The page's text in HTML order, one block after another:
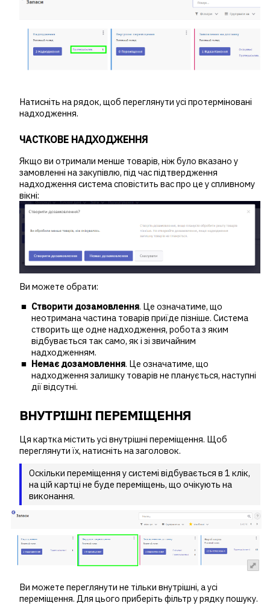
Натисніть на рядок, щоб переглянути усі протерміновані
надходження.
ЧАСТКОВЕ НАДХОДЖЕННЯ
Якщо ви отримали менше товарів, ніж було вказано у
замовленні на закупівлю, під час підтвердження
надходження система сповістить вас про це у спливному
вікні:
Ви можете обрати:
Створити дозамовлення. Це означатиме, що
неотримана частина товарів приїде пізніше. Система
створить ще одне надходження, робота з яким
відбувається так само, як і зі звичайним
надходженням.
Немає дозамовлення. Це означатиме, що
надходження залишку товарів не планується, наступні
дії відсутні.
ВНУТРІШНІ ПЕРЕМІЩЕННЯ
Ця картка містить усі внутрішні переміщення. Щоб
переглянути їх, натисніть на заголовок.
Оскільки переміщення у системі відбувається в 1 клік,
на цій картці не буде переміщень, що очікують на
виконання.
Ви можете переглянути не тільки внутрішні, а усі
переміщення. Для цього приберіть фільтр у рядку пошуку.